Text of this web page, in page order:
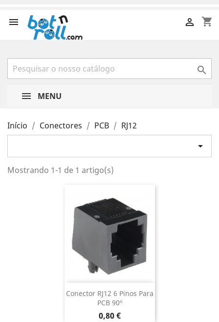
 shopping_cart


MENU
Início Conectores PCB RJ12

Mostrando 1-1 de 1 artigo(s)
Conector RJ12 6 Pinos Para
PCB 90º
Preço
0,80 €